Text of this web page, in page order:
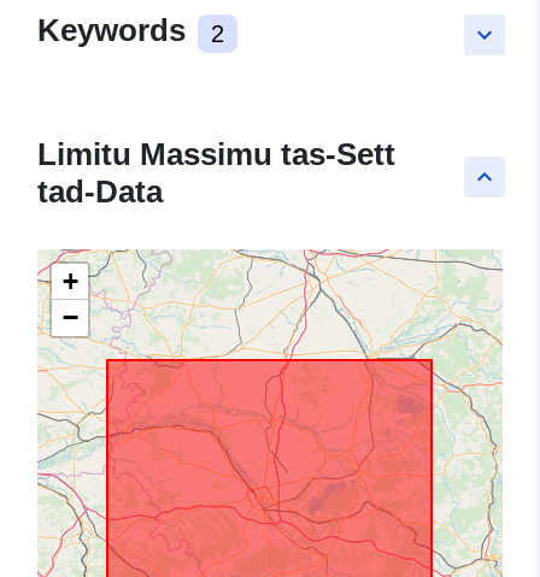
keyboard_arrow_down
Keywords 2
keyboard_arrow_up
Limitu Massimu tas-Sett
tad-Data
+
−